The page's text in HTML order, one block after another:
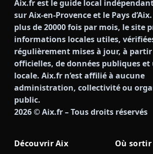
Aix.fr est le guide local
sur Aix-en-Provence et le Pays
plus de 20000 fois par mois, le site
informations locales utiles,
régulièrement mises à jour, à partir
officielles, de données publiques et
locale. Aix.fr n’est affilié à aucune
administration, collectivité ou
public.
2026© Aix.fr – Tous droits réservés
Découvrir Aix
Où sortir